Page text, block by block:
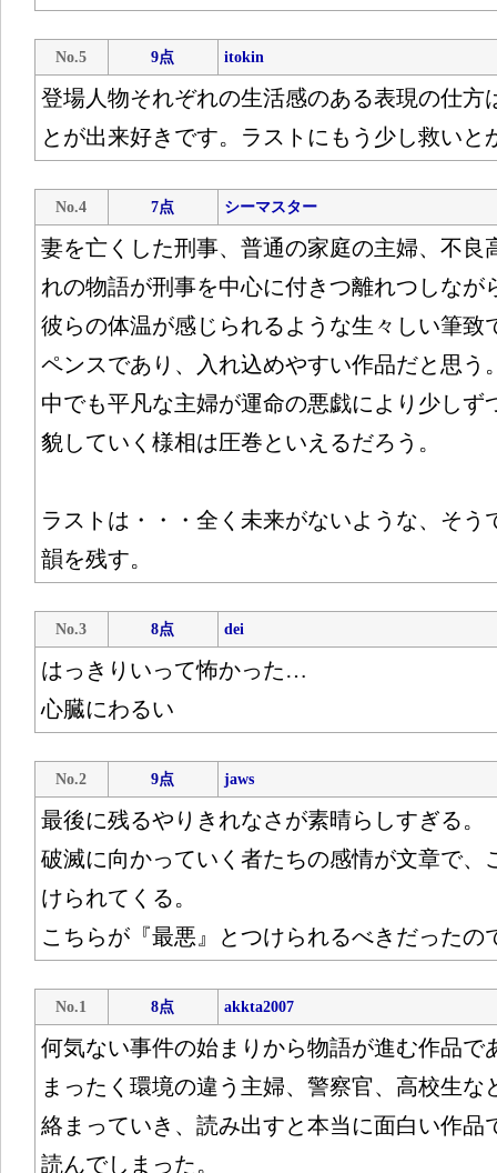
No.5 9点 itokin
登場人物それぞれの生活感のある表現の仕方
とが出来好きです。ラストにもう少し救いと
No.4 7点 シーマスター
妻を亡くした刑事、普通の家庭の主婦、不良
れの物語が刑事を中心に付きつ離れつしなが
彼らの体温が感じられるような生々しい筆致
ペンスであり、入れ込めやすい作品だと思う
中でも平凡な主婦が運命の悪戯により少しず
貌していく様相は圧巻といえるだろう。
ラストは・・・全く未来がないような、そう
韻を残す。
No.3 8点 dei
はっきりいって怖かった…
心臓にわるい
No.2 9点 jaws
最後に残るやりきれなさが素晴らしすぎる。
破滅に向かっていく者たちの感情が文章で、
けられてくる。
こちらが『最悪』とつけられるべきだったの
No.1 8点 akkta2007
何気ない事件の始まりから物語が進む作品で
まったく環境の違う主婦、警察官、高校生な
絡まっていき、読み出すと本当に面白い作品
読んでしまった。